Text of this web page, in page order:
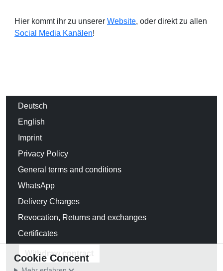
Hier kommt ihr zu unserer Website, oder direkt zu allen
Social Media Kanälen!
Deutsch
English
Imprint
Privacy Policy
General terms and conditions
WhatsApp
Delivery Charges
Revocation, Returns and exchanges
Certificates
Withdraw contract
Cookie Concent